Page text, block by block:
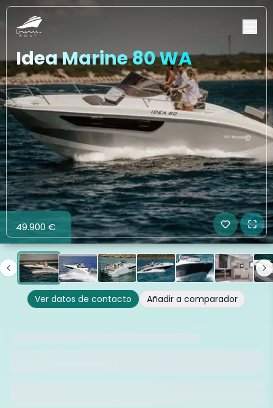
Idea Marine 80 WA
49.900 €
Ver datos de contacto Añadir a comparador